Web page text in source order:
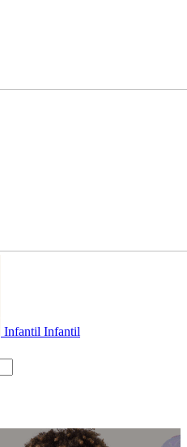
Infantil Infantil